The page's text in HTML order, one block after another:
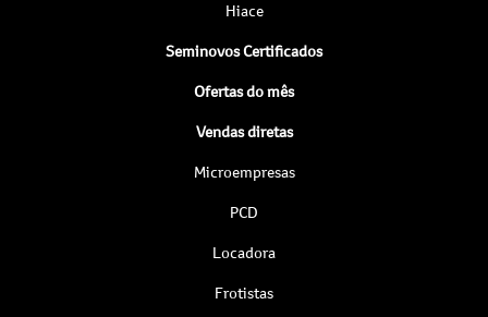
Hiace
Seminovos Certificados
Ofertas do mês
Vendas diretas
Microempresas
PCD
Locadora
Frotistas